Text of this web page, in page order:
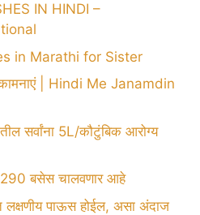
IN HINDI –
in Marathi for Sister
| Hindi Me Janamdin
सर्वांना 5L/कौटुंबिक आरोग्य
290 बसेस चालवणार आहे
लक्षणीय पाऊस होईल, असा अंदाज